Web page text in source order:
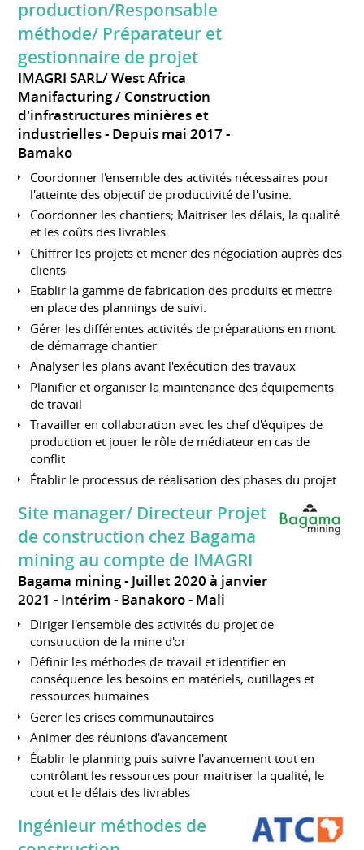
production/Responsable
méthode/ Préparateur et
gestionnaire de projet
IMAGRI SARL/ West Africa
Manifacturing / Construction
d'infrastructures minières et
industrielles
Depuis mai 2017
Bamako
Coordonner l'ensemble des activités nécessaires pour
l'atteinte des objectif de productivité de l'usine.
Coordonner les chantiers; Maitriser les délais, la qualité
et les coûts des livrables
Chiffrer les projets et mener des négociation auprès des
clients
Etablir la gamme de fabrication des produits et mettre
en place des plannings de suivi.
Gérer les différentes activités de préparations en mont
de démarrage chantier
Analyser les plans avant l'exécution des travaux
Planifier et organiser la maintenance des équipements
de travail
Travailler en collaboration avec les chef d'équipes de
production et jouer le rôle de médiateur en cas de
conflit
Établir le processus de réalisation des phases du projet
Site manager/ Directeur Projet
de construction chez Bagama
mining au compte de IMAGRI
Bagama mining
Juillet 2020 à janvier
2021 Intérim Banakoro Mali
Diriger l'ensemble des activités du projet de
construction de la mine d'or
Définir les méthodes de travail et identifier en
conséquence les besoins en matériels, outillages et
ressources humaines.
Gerer les crises communautaires
Animer des réunions d'avancement
Établir le planning puis suivre l'avancement tout en
contrôlant les ressources pour maitriser la qualité, le
cout et le délais des livrables
Ingénieur méthodes de